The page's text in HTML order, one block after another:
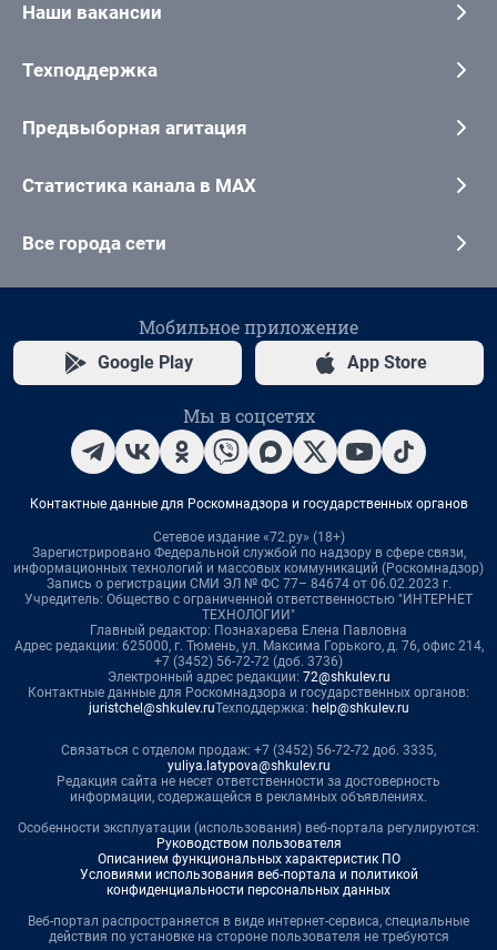
Наши вакансии
Техподдержка
Предвыборная агитация
Статистика канала в MAX
Все города сети
Мобильное приложение
Google Play App Store
Мы в соцсетях
Контактные данные для Роскомнадзора и государственных органов
Сетевое издание «72.ру» (18+)
Зарегистрировано Федеральной службой по надзору в сфере связи,
информационных технологий и массовых коммуникаций (Роскомнадзор)
Запись о регистрации СМИ ЭЛ № ФС 77– 84674 от 06.02.2023 г.
Учредитель: Общество с ограниченной ответственностью "ИНТЕРНЕТ
ТЕХНОЛОГИИ"
Главный редактор: Познахарева Елена Павловна
Адрес редакции: 625000, г. Тюмень, ул. Максима Горького, д. 76, офис 214,
+7 (3452) 56-72-72 (доб. 3736)
Электронный адрес редакции: 72@shkulev.ru
Контактные данные для Роскомнадзора и государственных органов:
juristchel@shkulev.ruТехподдержка: help@shkulev.ru
Связаться с отделом продаж: +7 (3452) 56-72-72 доб. 3335,
yuliya.latypova@shkulev.ru
Редакция сайта не несет ответственности за достоверность
информации, содержащейся в рекламных объявлениях.
Особенности эксплуатации (использования) веб-портала регулируются:
Руководством пользователя
Описанием функциональных характеристик ПО
Условиями использования веб-портала и политикой
конфиденциальности персональных данных
Веб-портал распространяется в виде интернет-сервиса, специальные
действия по установке на стороне пользователя не требуются